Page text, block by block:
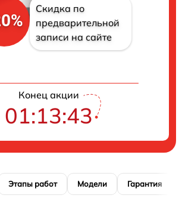
Скидка по
предварительной
записи на сайте
Конец акции
01:13:42
Этапы работ Модели Гарантия